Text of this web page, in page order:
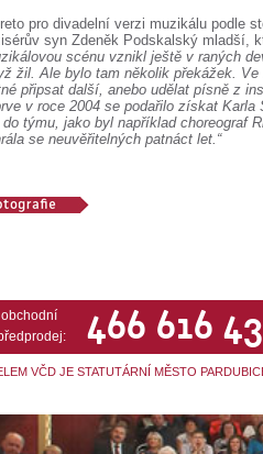
pro divadelní verzi muzikálu podle
syn Zdeněk Podskalský mladší,
scénu vznikl ještě v raných
žil. Ale bylo tam několik překážek.
připsat další, anebo udělat písně z
v roce 2004 se podařilo získat
do týmu, jako byl například choreograf
se neuvěřitelných patnáct let.“
466 616
VČD JE STATUTÁRNÍ MĚSTO